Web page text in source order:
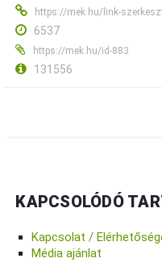
https://mek.hu/link-
6537
https://mek.hu/id-883
131556
KAPCSOLÓDÓ
Kapcsolat /
Média ajánlat